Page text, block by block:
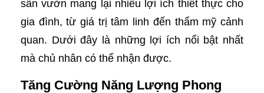
sân vườn mang lại nhiều lợi ích thiết thực cho
gia đình, từ giá trị tâm linh đến thẩm mỹ cảnh
quan. Dưới đây là những lợi ích nổi bật nhất
mà chủ nhân có thể nhận được.
Tăng Cường Năng Lượng Phong